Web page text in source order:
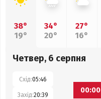
38°
19°
34°
20°
27°
16°
Четвер, 6 серпня
Схід:05:46
Захід:20:39
00:00